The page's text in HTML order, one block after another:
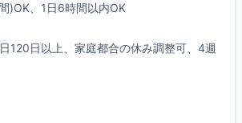
)OK、1日6時間以内OK
120日以上、家庭都合の休み調整可、4週